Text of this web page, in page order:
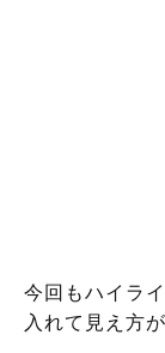
今回もハイラ
入れて見え方